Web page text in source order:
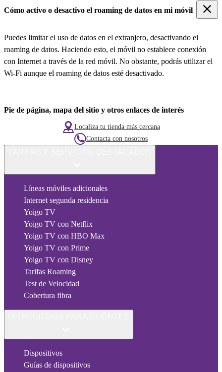
Cómo activo o desactivo el roaming de datos en mi móvil
Puedes limitar el uso de datos en el extranjero, desactivando el
roaming de datos. Haciendo esto, el móvil no establece conexión
con Internet a través de la red móvil. No obstante, podrás utilizar el
Wi-Fi aunque el roaming de datos esté desactivado.
Pie de página, mapa del sitio y otros enlaces de interés
Localiza tu tienda más cercana
Contacta con nosotros
Líneas móviles adicionales
Internet segunda residencia
Yoigo TV
Yoigo TV con Netflix
Yoigo TV con HBO Max
Yoigo TV con Prime
Yoigo TV con Disney
Tarifas Roaming
Test de Velocidad
Cobertura fibra
Dispositivos
Guías de dispositivos